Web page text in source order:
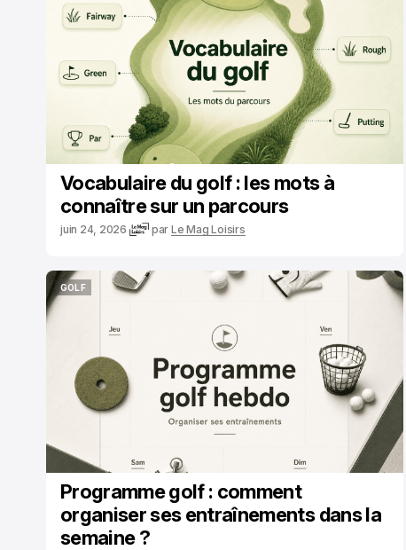
Vocabulaire du golf : les mots à
connaître sur un parcours
juin 24, 2026 par Le Mag Loisirs
GOLF
Programme golf : comment
organiser ses entraînements dans la
semaine ?